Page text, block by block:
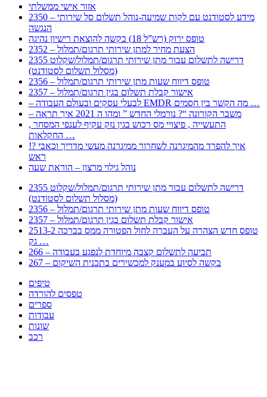
אזור אישי ממשלתי
2350 – מידע לסטודנט עם לקות שמיעה-נוהל תשלום סל שירותי
הנגשה
טופס ירוק (רש”ל 18) בקשה להוצאת רישיון נהיגה
2352 – הצעת מחיר למתן שירותי תרגום/תמלול
2355 דרישה לתשלום עבור מתן שירותי תרגום/תמלול/שקלוט
(מסלול תשלום לסטודנט)
2356 – טופס דיווח שעות מתן שירותי תרגום/תמלול
2357 – אישור קבלת תשלום בגין תרגום/תמלול
– לבעלי עסקים ובעולם העבודה EMDR מה הקשר בין חסמים …
– משבר הקורונה “? נורמלי החדש ” ומהו ה 2021 איך תראה
, התעשייה , פיצויי מס רכוש בגין נזק עקיף לענפי המסחר
החקלאות …
!? איך להפרד מהמיגרנה לשחרור ממיגרנה מעשי מדריך וכאבי
ראש
נוהל גילוי מרצון – הוראת שעה
2355 דרישה לתשלום עבור מתן שירותי תרגום/תמלול/שקלוט
(מסלול תשלום לסטודנט)
2356 – טופס דיווח שעות מתן שירותי תרגום/תמלול
2357 – אישור קבלת תשלום בגין תרגום/תמלול
2513-2 טופס חדש הצהרה על העברה לחול הפטורה ממס בברכה
גק …
266 – תביעה לתשלום קצבה מיוחדת לנפגע בעבודה
267 – בקשה לסיוע במענק למכשירים בתכנית השיקום
טיפים
טפסים להורדה
ספרים
עבודות
שונות
רכב